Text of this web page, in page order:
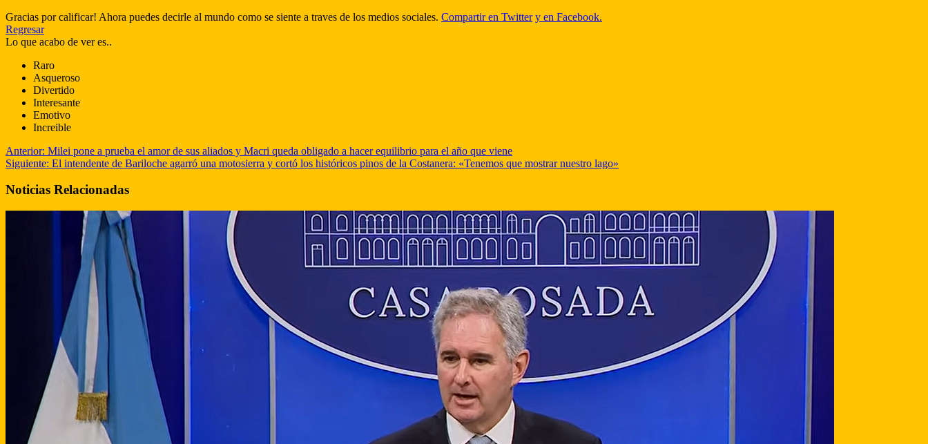
Gracias por calificar! Ahora puedes decirle al mundo como se siente a traves de los medios sociales. Compartir en Twitter y en Facebook.
Regresar
Lo que acabo de ver es..
Raro
Asqueroso
Divertido
Interesante
Emotivo
Increible
Anterior: Milei pone a prueba el amor de sus aliados y Macri queda obligado a hacer equilibrio para el año que viene
Siguiente: El intendente de Bariloche agarró una motosierra y cortó los históricos pinos de la Costanera: «Tenemos que mostrar nuestro lago»
Noticias Relacionadas